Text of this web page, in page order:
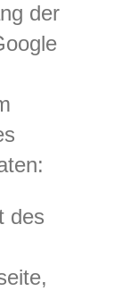
der
des